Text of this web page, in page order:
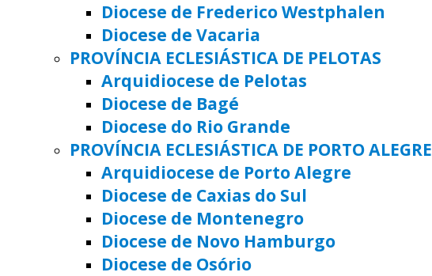
Diocese de Frederico Westphalen
Diocese de Vacaria
PROVÍNCIA ECLESIÁSTICA DE PELOTAS
Arquidiocese de Pelotas
Diocese de Bagé
Diocese do Rio Grande
PROVÍNCIA ECLESIÁSTICA DE PORTO ALEGRE
Arquidiocese de Porto Alegre
Diocese de Caxias do Sul
Diocese de Montenegro
Diocese de Novo Hamburgo
Diocese de Osório